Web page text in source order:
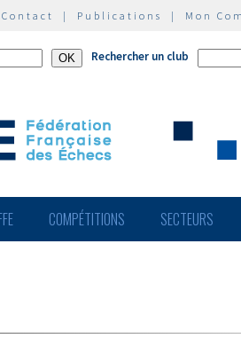
Contact | Publications | Mon
Rechercher un club
COMPÉTITIONS SECTEURS